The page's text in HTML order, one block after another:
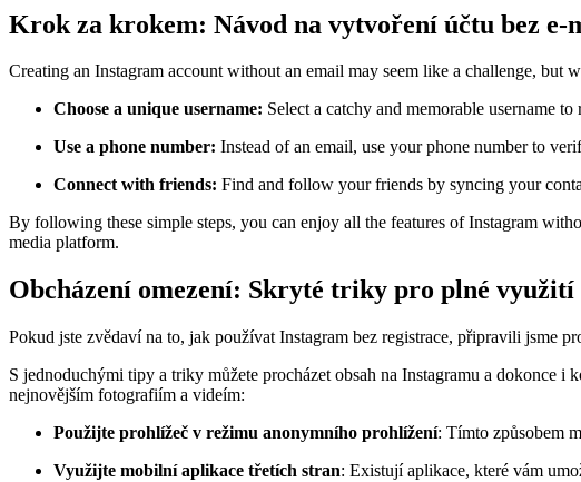
Krok za krokem: Návod na vytvoření účtu bez e-
Creating an Instagram account without an email may seem like a challenge, but
Choose a unique username: Select a catchy and memorable username
Use a phone number: Instead of an email, use your phone number to
Connect with friends: Find and follow your friends by syncing your
By following these simple steps, you can enjoy all the features of Instagram
media platform.
Obcházení omezení: Skryté triky pro plné využití
Pokud jste zvědaví na to, jak používat Instagram bez registrace, připravili jsme
S jednoduchými tipy a triky můžete procházet obsah na Instagramu a dokonce
nejnovějším fotografiím a videím:
Použijte prohlížeč v režimu anonymního prohlížení: Tímto způsobem
Využijte mobilní aplikace třetích stran: Existují aplikace, které vám